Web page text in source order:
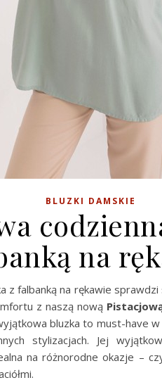
BLUZKI DAMSKIE
na
z falbanką na rękawie
z naszą nową
bluzka to must-have
stylizacjach. Jej
na różnorodne okazje –